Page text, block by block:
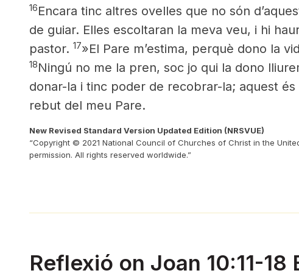
16Encara tinc altres ovelles que no són
de guiar. Elles escoltaran la meva veu, i hi
pastor. 17»El Pare m’estima, perquè dono la
18Ningú no me la pren, soc jo qui la dono
donar-la i tinc poder de recobrar-la; aquest
rebut del meu Pare.
New Revised Standard Version Updated Edition (NRSVUE)
“Copyright © 2021 National Council of Churches of Christ in the
permission. All rights reserved worldwide.”
Reflexió on Joan 10:11-18